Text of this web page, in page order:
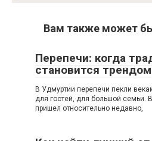
Вам также может
Перепечи: когда
становится трендом
В Удмуртии перепечи пекли
для гостей, для большой семьи.
пришел относительно недавно,